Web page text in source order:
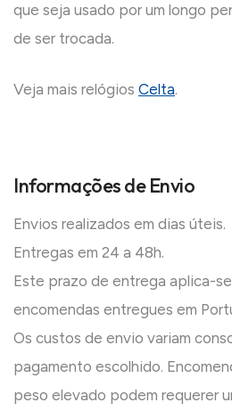
que seja usado por um longo
de ser trocada.
Veja mais relógios Celta.
Informações de Envio
Envios realizados em dias úteis.
Entregas em 24 a 48h.
Este prazo de entrega aplica-
encomendas entregues em
Os custos de envio variam
pagamento escolhido.
peso elevado podem requerer